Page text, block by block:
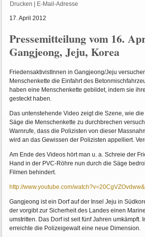
Drucken E-Mail-Adresse
17. April 2012
Pressemitteilung vom 16.
Gangjeong, Jeju, Korea
FriedensaktivistInnen in Gangjeong/Jeju
Menschenkette die Einfahrt des
haben eine Menschenkette gebildet, indem sie
gesteckt haben.
Das untenstehende Video zeigt die Szene, wie
Säge die Menschenkette zu durchbrechen
Warnrufe, dass die Polizisten von dieser
wird an das Gewissen der Polizisten appelliert.
Am Ende des Videos hört man u. a. Schreie der
Hand in der PVC-Röhre nun durch die Säge
Filmen behindert.
http://www.youtube.com/
Gangjeong ist ein Dorf auf der Insel Jeju in
der vorgibt zur Sicherheit des Landes einen
umstritten. Das Dorf ist seit fünf Jahren umkämpft.
erreichte die Polizeigewalt eine neue Dimension.